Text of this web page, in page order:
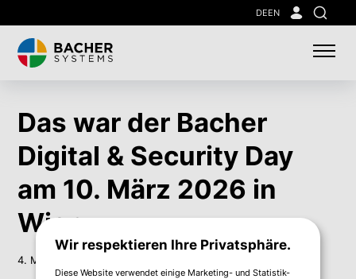
to
main
content
DEEN
Suche
Das war der Bacher
Digital & Security Day
am 10. März 2026 in
Wien
4. März 2026
Wir respektieren Ihre Privatsphäre.
Diese Website verwendet einige Marketing- und Statistik-